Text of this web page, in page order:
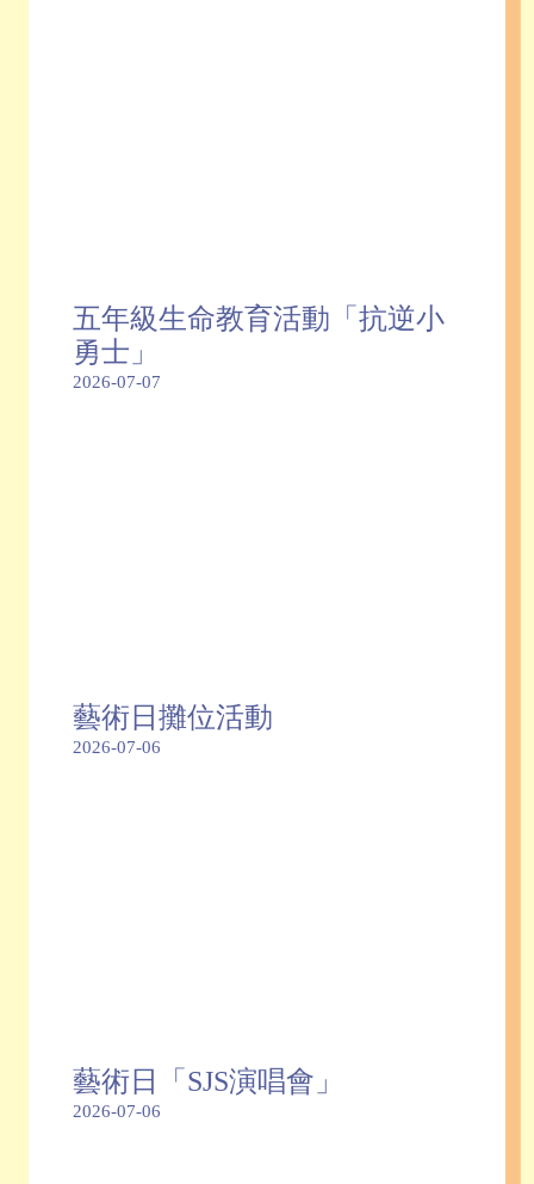
五年級生命教育活動「抗逆小
勇士」
2026-07-07
藝術日攤位活動
2026-07-06
藝術日「SJS演唱會」
2026-07-06